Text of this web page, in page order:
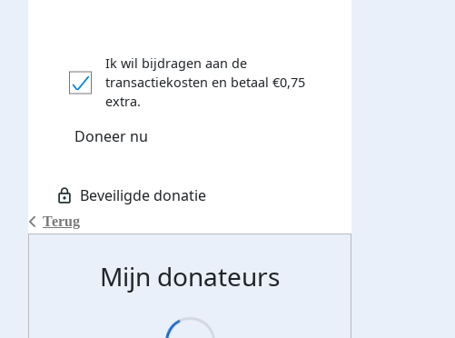
Terug
Ik wil bijdragen aan de
transactiekosten en betaal €0,75
extra.
Doneer nu
Mijn donateurs